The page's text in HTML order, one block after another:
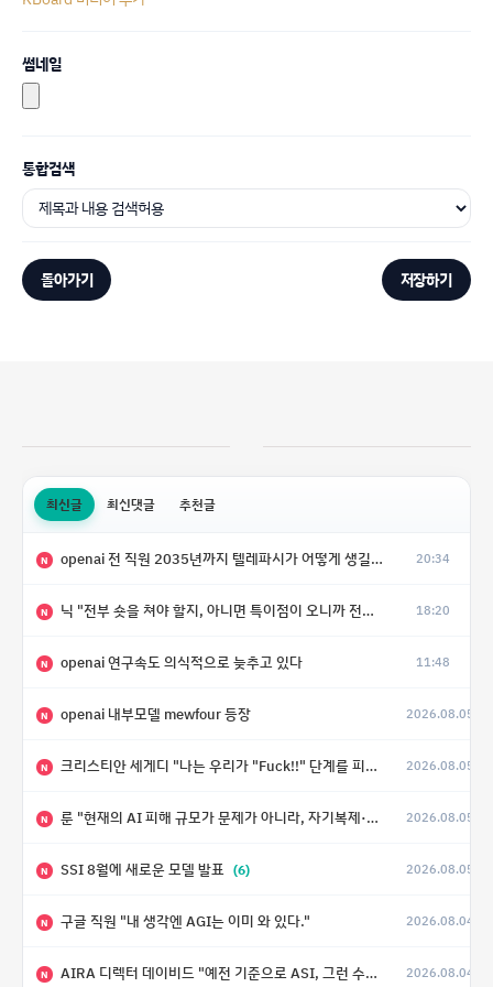
썸네일
통합검색
돌아가기 저장하기
최신글 최신댓글 추천글
N openai 전 직원 2035년까지 텔레파시가 어떻게 생길 수 있는지 20:34
N 닉 "전부 숏을 쳐야 할지, 아니면 특이점이 오니까 전부 롱을 쳐야 할지 모르겠다.” 18:20
N openai 연구속도 의식적으로 늦추고 있다 11:48
N openai 내부모델 mewfour 등장 2026.08.05
N 크리스티안 세게디 "나는 우리가 "Fuck!!" 단계를 피할 수 있기를 바랄 뿐" 2026.08.05
N 룬 "현재의 AI 피해 규모가 문제가 아니라, 자기복제·탈출·확산이 가능한 지능형 시스템의 피해에는 이론적으로 상한이 없다는 것이 문제" 2026.08.05
N SSI 8월에 새로운 모델 발표 (6) 2026.08.05
N 구글 직원 "내 생각엔 AGI는 이미 와 있다." 2026.08.04
N AIRA 디렉터 데이비드 "예전 기준으로 ASI, 그런 수준은 바로 다음 분기에 온다" 2026.08.04